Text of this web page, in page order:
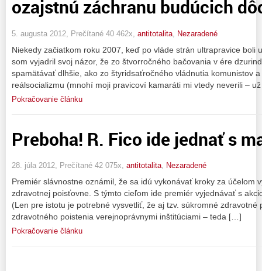
ozajstnú záchranu budúcich
5. augusta 2012, Prečítané 40 462x, antitotalita Nezaradené
Niekedy začiatkom roku 2007, keď po vláde strán ultrapravice boli
som vyjadril svoj názor, že zo štvorročného bačovania v ére
spamätávať dlhšie, ako zo štyridsaťročného vládnutia komunistov
reálsocializmu (mnohí moji pravicoví kamaráti mi vtedy neverili –
Pokračovanie článku
Preboha! R. Fico ide jednať s
28. júla 2012, Prečítané 42 075x, antitotalita, Nezaradené
Premiér slávnostne oznámil, že sa idú vykonávať kroky za účelom
zdravotnej poisťovne. S týmto cieľom ide premiér vyjednávať s
(Len pre istotu je potrebné vysvetliť, že aj tzv. súkromné
zdravotného poistenia verejnoprávnymi inštitúciami – teda […]
Pokračovanie článku